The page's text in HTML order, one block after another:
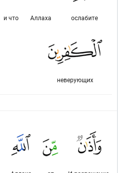
ослабите
Аллаха
и что
неверующих